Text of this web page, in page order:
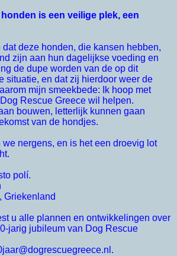
is een veilige plek, een
dat deze honden, die kansen hebben,
zijn aan hun dagelijkse voeding en
de dupe worden van de op dit
situatie, en dat zij hierdoor weer de
mijn smeekbede: Ik hoop met
Rescue Greece wil helpen.
bouwen, letterlijk kunnen gaan
van de hondjes.
nergens, en is het een droevig lot
polí.
Griekenland
u alle plannen en ontwikkelingen over
jarig jubileum van Dog Rescue